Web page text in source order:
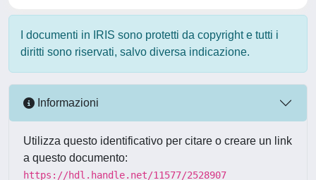
I documenti in IRIS sono protetti da copyright e tutti i
diritti sono riservati, salvo diversa indicazione.
Informazioni
Utilizza questo identificativo per citare o creare un link
a questo documento:
https://hdl.handle.net/11577/2528907